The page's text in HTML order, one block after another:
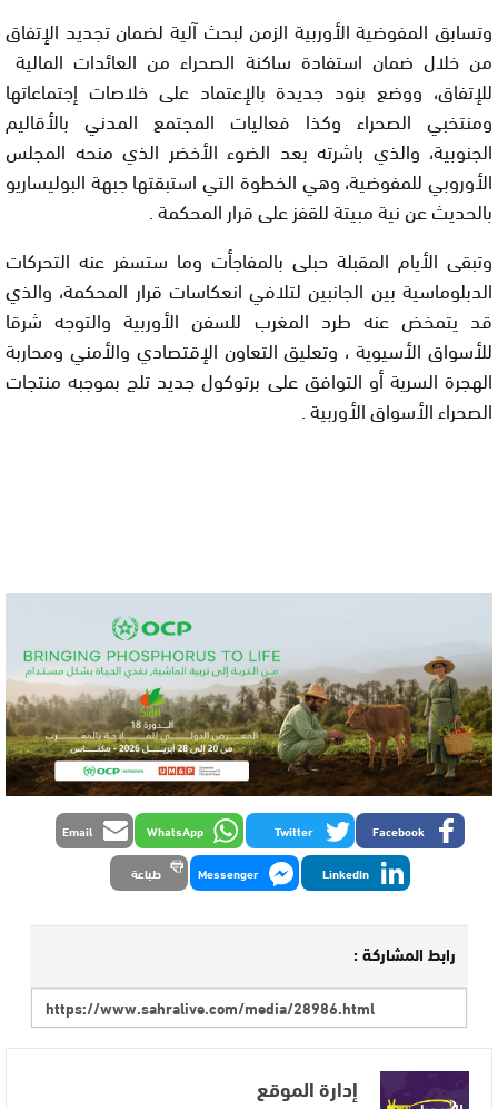
وتسابق المفوضية الأوربية الزمن لبحث آلية لضمان تجديد الإتفاق
من خلال ضمان استفادة ساكنة الصحراء من العائدات المالية
للإتفاق، ووضع بنود جديدة بالإعتماد على خلاصات إجتماعاتها
ومنتخبي الصحراء وكذا فعاليات المجتمع المدني بالأقاليم
الجنوبية، والذي باشرته بعد الضوء الأخضر الذي منحه المجلس
الأوروبي للمفوضية، وهي الخطوة التي استبقتها جبهة البوليساريو
بالحديث عن نية مبيتة للقفز على قرار المحكمة .
وتبقى الأيام المقبلة حبلى بالمفاجأت وما ستسفر عنه التحركات
الدبلوماسية بين الجانبين لتلافي انعكاسات قرار المحكمة، والذي
قد يتمخض عنه طرد المغرب للسفن الأوربية والتوجه شرقا
للأسواق الأسيوية ، وتعليق التعاون الإقتصادي والأمني ومحاربة
الهجرة السرية أو التوافق على برتوكول جديد تلج بموجبه منتجات
الصحراء الأسواق الأوربية .
Facebook
Twitter
WhatsApp
Email
LinkedIn
Messenger طباعة
رابط المشاركة :
إدارة الموقع